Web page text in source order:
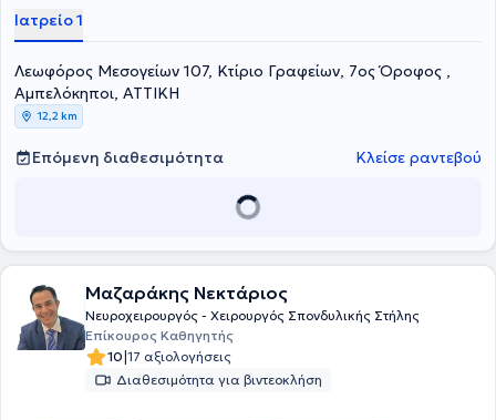
ειδικεύτηκε στη Νευροχειρουργική Κλινική του 417 ΝΙΜΤΣ
(Νοσηλευτικό Ίδρυμα Μετοχικού Ταμείου Στρατου. Μετά την
Σπονδυλικής Στήλης (Spinal Consultant) στο Leeds Teaching
Hospitals του NHS Trust και στο Brighton and Sussex University
Hospital.
Ιατρείο 1
Λεωφόρος Μεσογείων 107, Κτίριο Γραφείων, 7ος Όροφος ,
Αμπελόκηποι, ΑΤΤΙΚΗ
12,2 km
Επόμενη διαθεσιμότητα Κλείσε ραντεβού
Μαζαράκης Νεκτάριος
Νευροχειρουργός - Χειρουργός Σπονδυλικής Στήλης
Επίκουρος Καθηγητής
10|17 αξιολογήσεις
Διαθεσιμότητα για βιντεοκλήση